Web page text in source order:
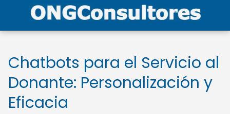
Chatbots para el Servicio al
Donante: Personalización y
Eficacia